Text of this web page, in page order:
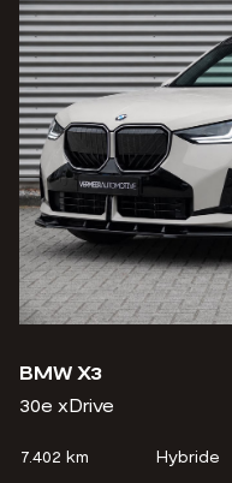
BMW X3
30e xDrive
7.402 km Hybride